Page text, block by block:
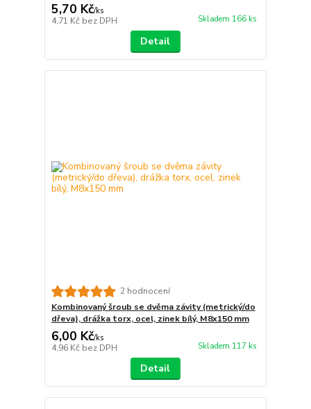
5,70 Kč/ks
4,71 Kč bez DPH Skladem 166 ks
Detail
2 hodnocení
Kombinovaný šroub se dvěma závity (metrický/do
dřeva), drážka torx, ocel, zinek bílý, M8x150 mm
6,00 Kč/ks
4,96 Kč bez DPH Skladem 117 ks
Detail